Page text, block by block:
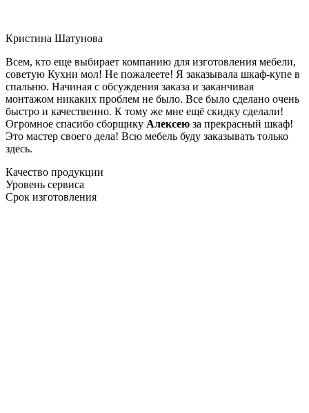
Кристина Шатунова
Всем, кто еще выбирает компанию для изготовления мебели,
советую Кухни мол! Не пожалеете! Я заказывала шкаф-купе в
спальню. Начиная с обсуждения заказа и заканчивая
монтажом никаких проблем не было. Все было сделано очень
быстро и качественно. К тому же мне ещё скидку сделали!
Огромное спасибо сборщику Алексею за прекрасный шкаф!
Это мастер своего дела! Всю мебель буду заказывать только
здесь.
Качество продукции
Уровень сервиса
Срок изготовления